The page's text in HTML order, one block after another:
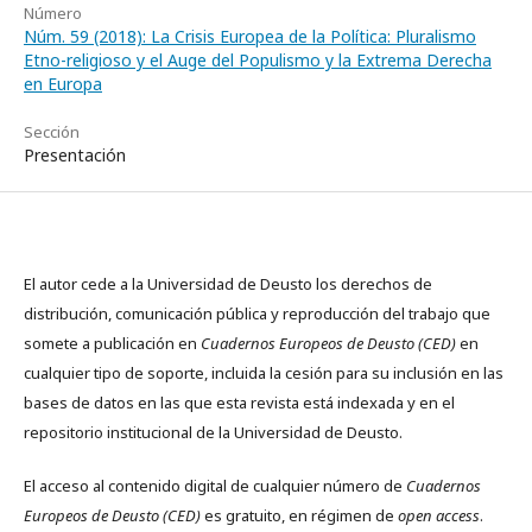
Número
Núm. 59 (2018): La Crisis Europea de la Política: Pluralismo
Etno-religioso y el Auge del Populismo y la Extrema Derecha
en Europa
Sección
Presentación
El autor cede a la Universidad de Deusto los derechos de
distribución, comunicación pública y reproducción del trabajo que
somete a publicación en Cuadernos Europeos de Deusto (CED)en
cualquier tipo de soporte, incluida la cesión para su inclusión en las
bases de datos en las que esta revista está indexada y en el
repositorio institucional de la Universidad de Deusto.
El acceso al contenido digital de cualquier número de Cuadernos
Europeos de Deusto (CED)es gratuito, en régimen de open access.